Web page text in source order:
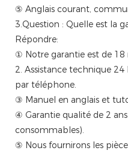
⑤ Anglais courant,
3.Question : Quelle est la
Répondre:
① Notre garantie est de 18
2. Assistance technique
par téléphone.
③ Manuel en anglais et
④ Garantie qualité de 2
consommables).
⑤ Nous fournirons les